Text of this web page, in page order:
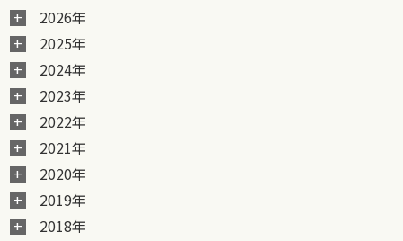
2026年
2025年
2024年
2023年
2022年
2021年
2020年
2019年
2018年